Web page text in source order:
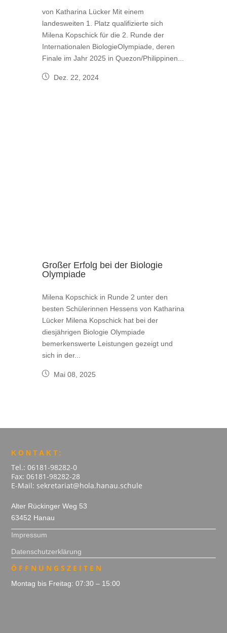
von Katharina Lücker Mit einem
landesweiten 1. Platz qualifizierte sich
Milena Kopschick für die 2. Runde der
Internationalen BiologieOlympiade, deren
Finale im Jahr 2025 in Quezon/Philippinen...
Dez. 22, 2024
Großer Erfolg bei der Biologie
Olympiade
Milena Kopschick in Runde 2 unter den
besten Schülerinnen Hessens von Katharina
Lücker Milena Kopschick hat bei der
diesjährigen Biologie Olympiade
bemerkenswerte Leistungen gezeigt und
sich in der...
Mai 08, 2025
KONTAKT:
Tel.: 06181-98282-0
Fax: 06181-98282-28
E-Mail: sekretariat@hola.hanau.schule
Alter Rückinger Weg 53
63452 Hanau
Impressum
Datenschutzerklärung
ÖFFNUNGSZEITEN
Montag bis Freitag: 07:30 – 15:00